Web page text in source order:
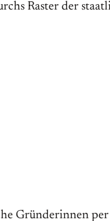
Raster der
Gründerinnen